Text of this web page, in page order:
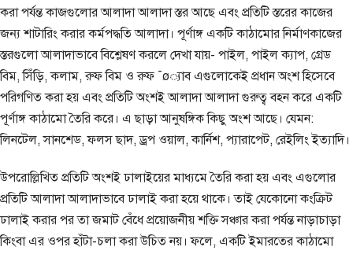
করা পর্যন্ত কাজগুলোর আলাদা আলাদা স্তর আছে এবং প্রতিটি স্তরের কাজের
জন্য শাটারিং করার কর্মপদ্ধতি আলাদা। পূর্ণাঙ্গ একটি কাঠামোর নির্মাণকাজের
স্তরগুলো আলাদাভাবে বিশ্লেষণ করলে দেখা যায়- পাইল, পাইল ক্যাপ, গ্রেড
বিম, সিঁড়ি, কলাম, রুফ বিম ও রুফ ¯ø্যাব এগুলোকেই প্রধান অংশ হিসেবে
পরিগণিত করা হয় এবং প্রতিটি অংশই আলাদা আলাদা গুরুত্ব বহন করে একটি
পূর্ণাঙ্গ কাঠামো তৈরি করে। এ ছাড়া আনুষঙ্গিক কিছু অংশ আছে। যেমন:
লিনটেল, সানশেড, ফলস ছাদ, ড্রপ ওয়াল, কার্নিশ, প্যারাপেট, রেইলিং ইত্যাদি।
উপরোল্লিখিত প্রতিটি অংশই ঢালাইয়ের মাধ্যমে তৈরি করা হয় এবং এগুলোর
প্রতিটি আলাদা আলাদাভাবে ঢালাই করা হয়ে থাকে। তাই যেকোনো কংক্রিট
ঢালাই করার পর তা জমাট বেঁধে প্রয়োজনীয় শক্তি সঞ্চার করা পর্যন্ত নাড়াচাড়া
কিংবা এর ওপর হাঁটা-চলা করা উচিত নয়। ফলে, একটি ইমারতের কাঠামো